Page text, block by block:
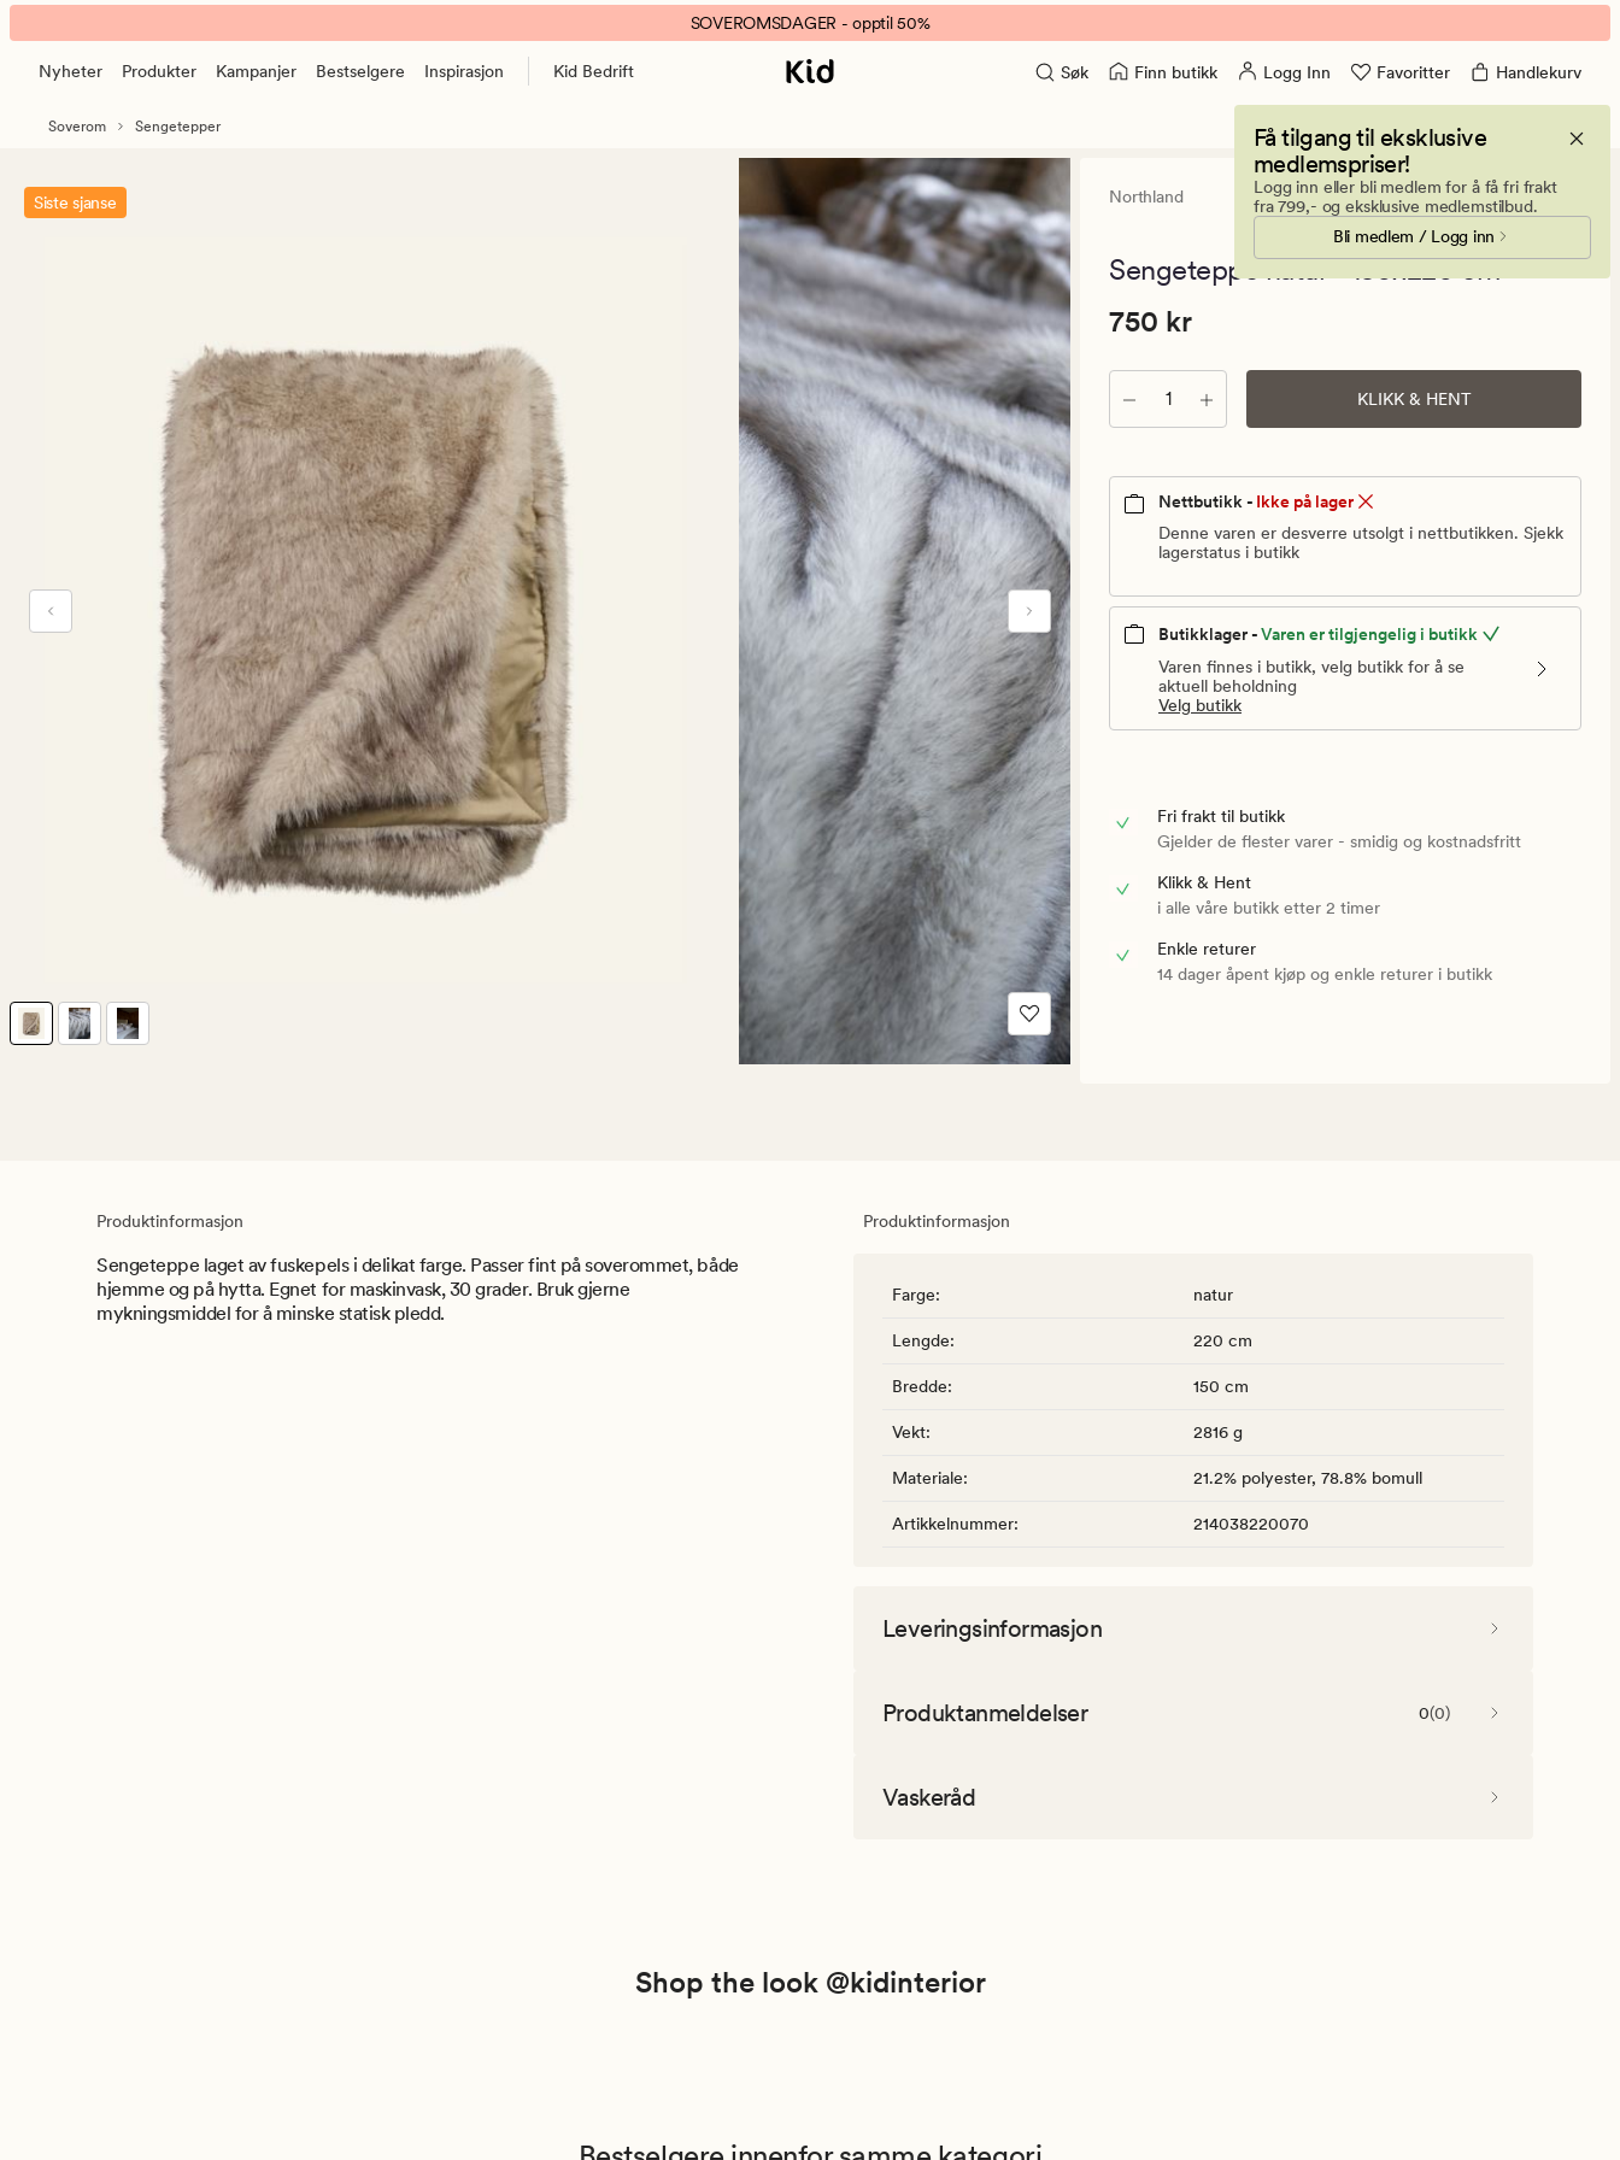
Northland
sengeteppe
natur
banner.
Klikk
pause.
SOVEROMSDAGER - opptil 50%
Nyheter Produkter Kampanjer Bestselgere Inspirasjon Kid Bedrift Søk Finn butikk Logg Inn Favoritter Handlekurv
Få tilgang til eksklusive
medlemspriser!
Logg inn eller bli medlem for å få fri frakt
fra 799,- og eksklusive medlemstilbud.
Bli medlem / Logg inn
Soverom Sengetepper
Siste sjanse Northland
0
en
0
Sengeteppe natur - 150x220 cm
Pris
kr.
Vanlig
pris
kr
Pris 750 kr
750 kr
Antall KLIKK & HENT
Nettbutikk - Ikke på lager
Denne varen er desverre utsolgt i nettbutikken. Sjekk
lagerstatus i butikk
Butikklager -Varen er tilgjengelig i butikk
Varen finnes i butikk, velg butikk for å se
aktuell beholdning
Velg butikk
Fri frakt til butikk
Gjelder de flester varer - smidig og kostnadsfritt
Klikk & Hent
i alle våre butikk etter 2 timer
Enkle returer
14 dager åpent kjøp og enkle returer i butikk
Produktinformasjon
Sengeteppe laget av fuskepels i delikat farge. Passer fint på soverommet, både
hjemme og på hytta. Egnet for maskinvask, 30 grader. Bruk gjerne
mykningsmiddel for å minske statisk pledd.
Produktinformasjon
Farge: natur
Lengde: 220 cm
Bredde: 150 cm
Vekt: 2816 g
Materiale: 21.2% polyester, 78.8% bomull
Artikkelnummer: 214038220070
Leveringsinformasjon
Produktanmeldelser 0(0)
Vaskeråd
Shop the look @kidinterior